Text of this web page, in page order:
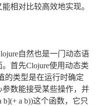
相对比较高效地实现。
自然也是一门动态语
首先Clojure使用动态类
的类型是在运行时确定
数能接受某些操作，并
a b))这个函数，它只